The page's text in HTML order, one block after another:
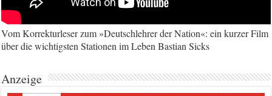
Vom Korrekturleser zum »Deutschlehrer der Nation«: ein kurzer Film
über die wichtigsten Stationen im Leben Bastian Sicks
Anzeige